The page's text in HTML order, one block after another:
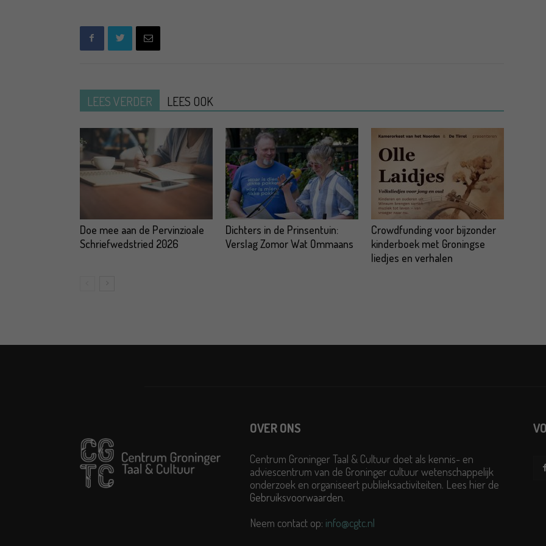
LEES VERDER LEES OOK
Doe mee aan de Pervinzioale
Schriefwedstried 2026
Dichters in de Prinsentuin:
Verslag Zomor Wat Ommaans
Crowdfunding voor bijzonder
kinderboek met Groningse
liedjes en verhalen
OVER ONS
Centrum Groninger Taal & Cultuur doet als kennis- en
adviescentrum van de Groninger cultuur wetenschappelijk
onderzoek en organiseert publieksactiviteiten. Lees hier de
Gebruiksvoorwaarden.
Neem contact op: info@cgtc.nl